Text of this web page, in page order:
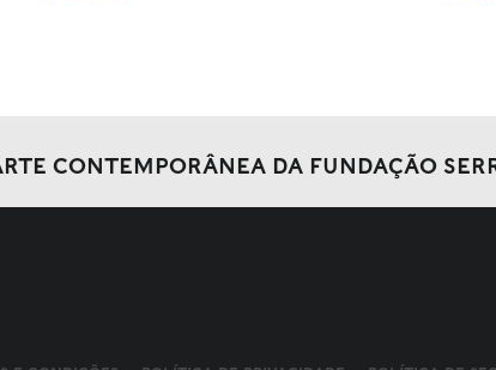
CONTEMPORÂNEA DA FUNDAÇÃO